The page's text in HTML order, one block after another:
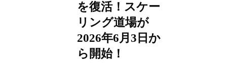
を復活！スケー
リング道場が
2026年6月3日か
ら開始！